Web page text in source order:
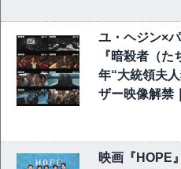
ユ・ヘジン×
『暗殺者（
年“大統領夫
ザー映像解禁
映画『HOPE